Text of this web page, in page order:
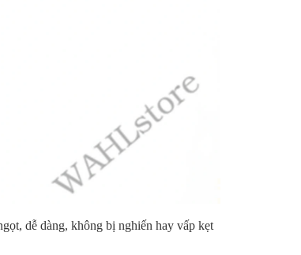
dễ dàng, không bị nghiến hay vấp kẹt